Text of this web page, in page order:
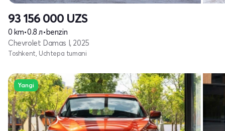
93 156 000 UZS
0 km•0.8 л•benzin
Chevrolet Damas I, 2025
Toshkent, Uchtepa tumani
Yangi